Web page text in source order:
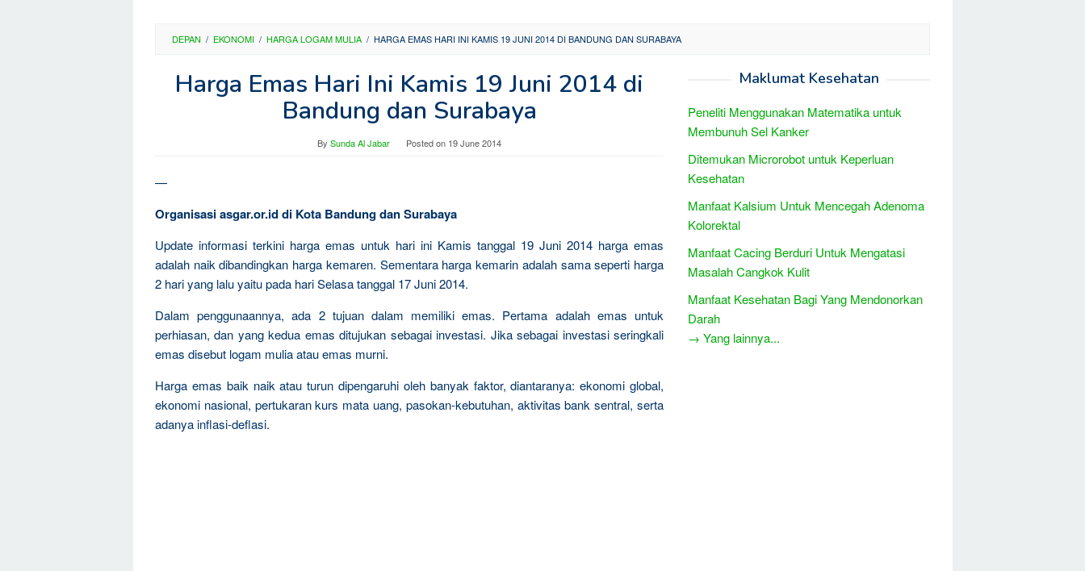
DEPAN / EKONOMI / HARGA LOGAM MULIA / HARGA EMAS HARI INI KAMIS 19 JUNI 2014 DI BANDUNG DAN SURABAYA
Harga Emas Hari Ini Kamis 19 Juni 2014 di
Bandung dan Surabaya
By Sunda Al Jabar Posted on 19 June 2014
—
Organisasi asgar.or.id di Kota Bandung dan Surabaya
Update informasi terkini harga emas untuk hari ini Kamis tanggal 19 Juni 2014 harga emas
adalah naik dibandingkan harga kemaren. Sementara harga kemarin adalah sama seperti harga
2 hari yang lalu yaitu pada hari Selasa tanggal 17 Juni 2014.
Dalam penggunaannya, ada 2 tujuan dalam memiliki emas. Pertama adalah emas untuk
perhiasan, dan yang kedua emas ditujukan sebagai investasi. Jika sebagai investasi seringkali
emas disebut logam mulia atau emas murni.
Harga emas baik naik atau turun dipengaruhi oleh banyak faktor, diantaranya: ekonomi global,
ekonomi nasional, pertukaran kurs mata uang, pasokan-kebutuhan, aktivitas bank sentral, serta
adanya inflasi-deflasi.
Maklumat Kesehatan
Peneliti Menggunakan Matematika untuk
Membunuh Sel Kanker
Ditemukan Microrobot untuk Keperluan
Kesehatan
Manfaat Kalsium Untuk Mencegah Adenoma
Kolorektal
Manfaat Cacing Berduri Untuk Mengatasi
Masalah Cangkok Kulit
Manfaat Kesehatan Bagi Yang Mendonorkan
Darah
→ Yang lainnya...